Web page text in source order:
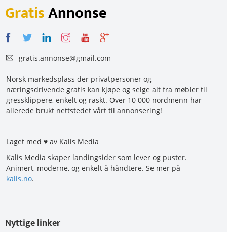
GratisAnnonse
gratis.annonse@gmail.com
Norsk markedsplass der privatpersoner og
næringsdrivende gratis kan kjøpe og selge alt fra møbler til
gressklippere, enkelt og raskt. Over 10 000 nordmenn har
allerede brukt nettstedet vårt til annonsering!
Laget med ♥ av Kalis Media
Kalis Media skaper landingsider som lever og puster.
Animert, moderne, og enkelt å håndtere. Se mer på
kalis.no.
Nyttige linker